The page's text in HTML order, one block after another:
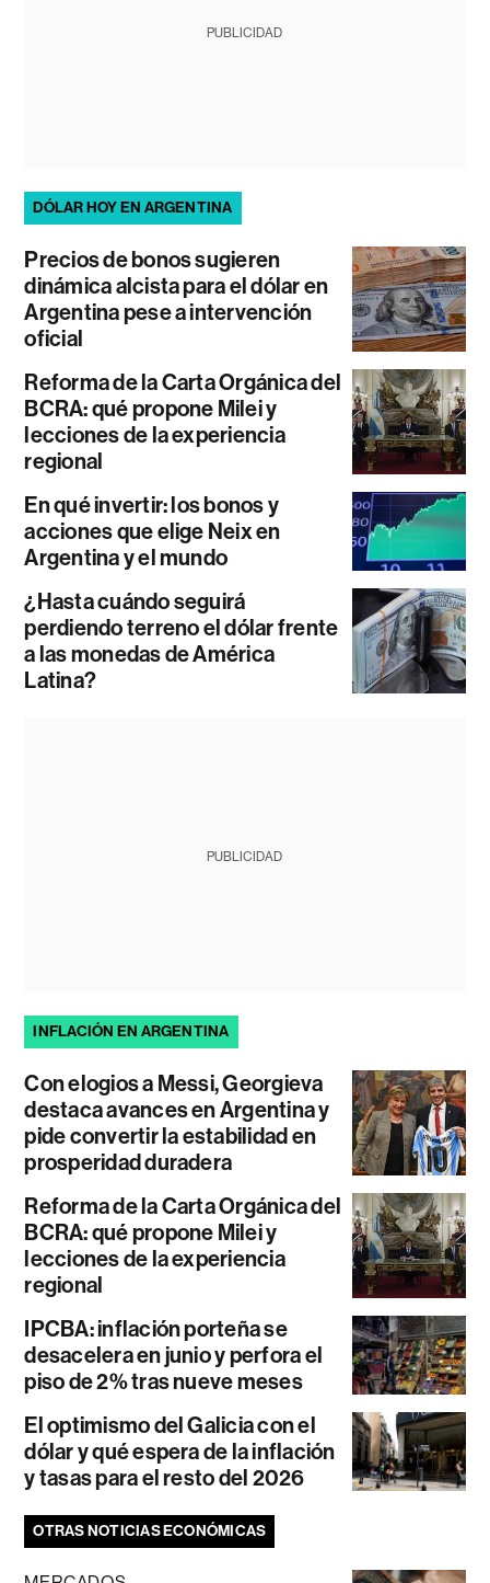
PUBLICIDAD
DÓLAR HOY EN ARGENTINA
Precios de bonos sugieren
dinámica alcista para el dólar en
Argentina pese a intervención
oficial
Reforma de la Carta Orgánica del
BCRA: qué propone Milei y
lecciones de la experiencia
regional
En qué invertir: los bonos y
acciones que elige Neix en
Argentina y el mundo
¿Hasta cuándo seguirá
perdiendo terreno el dólar frente
a las monedas de América
Latina?
PUBLICIDAD
INFLACIÓN EN ARGENTINA
Con elogios a Messi, Georgieva
destaca avances en Argentina y
pide convertir la estabilidad en
prosperidad duradera
Reforma de la Carta Orgánica del
BCRA: qué propone Milei y
lecciones de la experiencia
regional
IPCBA: inflación porteña se
desacelera en junio y perfora el
piso de 2% tras nueve meses
El optimismo del Galicia con el
dólar y qué espera de la inflación
y tasas para el resto del 2026
OTRAS NOTICIAS ECONÓMICAS